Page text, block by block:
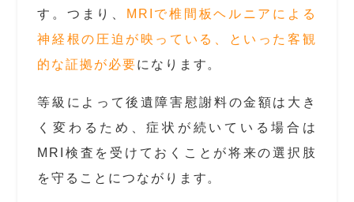
す。つまり、
MRIで椎間板ヘルニアによる
神経根の圧迫が映っている、といった客観
的な証拠が必要になります。
等級によって後遺障害慰謝料の金額は大き
く変わるため、症状が続いている場合は
MRI検査を受けておくことが将来の選択肢
を守ることにつながります。